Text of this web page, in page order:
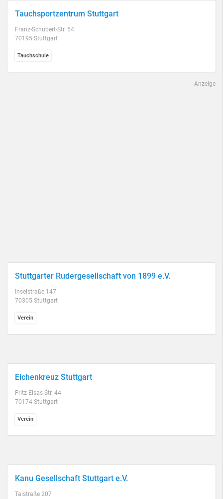
Tauchsportzentrum Stuttgart
Franz-Schubert-Str. 54
70195 Stuttgart
Tauchschule
Anzeige
Stuttgarter Rudergesellschaft von 1899 e.V.
Inselstraße 147
70305 Stuttgart
Verein
Eichenkreuz Stuttgart
Fritz-Elsas-Str. 44
70174 Stuttgart
Verein
Kanu Gesellschaft Stuttgart e.V.
Talstraße 207